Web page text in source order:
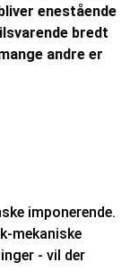
enestående
bredt
andre er
imponerende.
mekaniske
- vil der